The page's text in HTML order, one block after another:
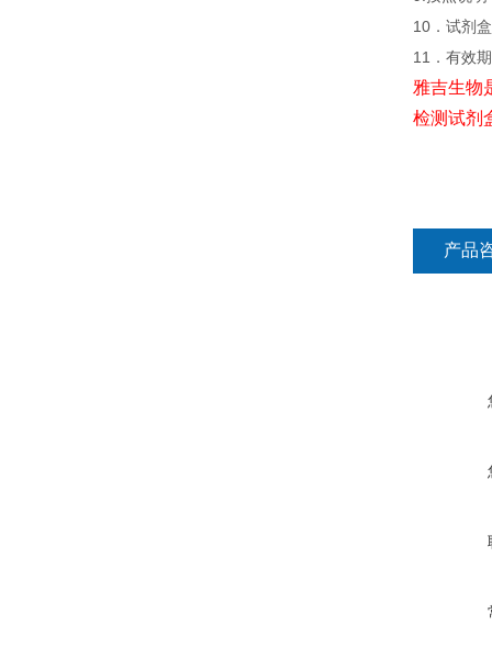
10．试剂
11．有效
雅吉生物
检测试剂
产品